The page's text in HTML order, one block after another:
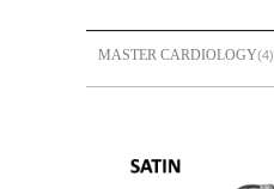
MASTER CARDIOLOGY(4)